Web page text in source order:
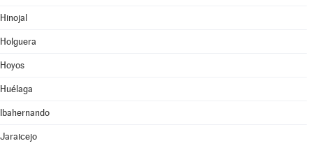
Hinojal
Holguera
Hoyos
Huélaga
Ibahernando
Jaraicejo